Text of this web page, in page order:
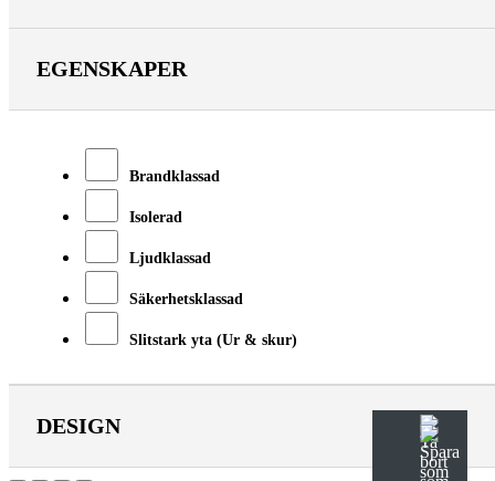
EGENSKAPER
Brandklassad
Isolerad
Ljudklassad
Säkerhetsklassad
Slitstark yta (Ur & skur)
DESIGN